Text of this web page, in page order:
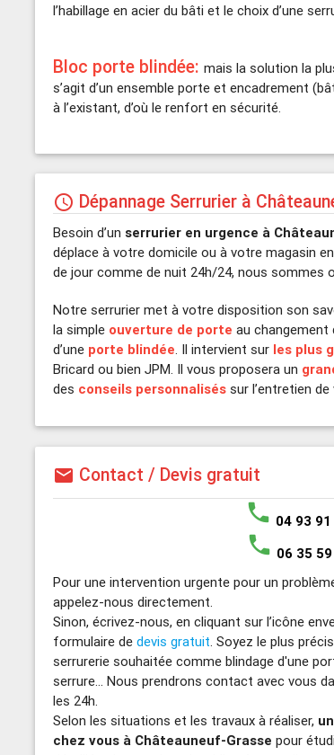
l’habillage en acier du bâti et le choix d’une
Bloc porte blindée:mais la solution la
s’agit d’un ensemble porte et encadrement
à l’existant, d’où le renfort en sécurité.
schedule Dépannage Serrurier à
Besoin d’unserrurier en urgence à
déplace à votre domicile ou à votre magasin
de jour comme de nuit 24h/24, nous sommes
Notre serrurier met à votre disposition son
la simple ouverture de porte au changement
d’une porte blindée. Il intervient sur les plus
Bricard ou bien JPM. Il vous proposera un
des conseils personnalisés sur l’entretien
mail Contact / Devis gratuit
phone 04 93
phone 06 35
Pour une intervention urgente pour un
appelez-nous directement.
Sinon, écrivez-nous, en cliquant sur l’icône
formulaire dedevis gratuit . Soyez le plus
serrurerie souhaitée comme blindage d'une
serrure... Nous prendrons contact avec vous
les 24h.
Selon les situations et les travaux à réaliser,
chez vous à Châteauneuf-Grasse pour